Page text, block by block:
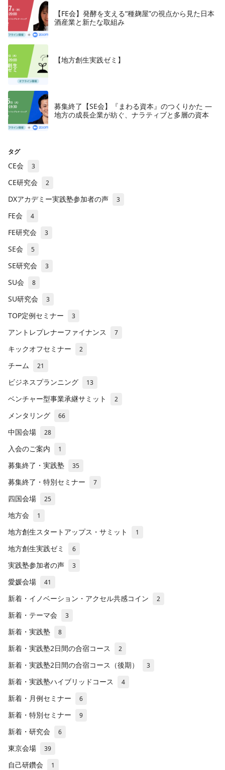
【FE会】発酵を支える“種麹屋”の視点から見た日本
酒産業と新たな取組み
【地方創生実践ゼミ】
募集終了【SE会】『まわる資本』のつくりかた —
地方の成長企業が紡ぐ、ナラティブと多層の資本
タグ
CE会 3
CE研究会 2
DXアカデミー実践塾参加者の声 3
FE会 4
FE研究会 3
SE会 5
SE研究会 3
SU会 8
SU研究会 3
TOP定例セミナー 3
アントレプレナーファイナンス 7
キックオフセミナー 2
チーム 21
ビジネスプランニング 13
ベンチャー型事業承継サミット 2
メンタリング 66
中国会場 28
入会のご案内 1
募集終了・実践塾 35
募集終了・特別セミナー 7
四国会場 25
地方会 1
地方創生スタートアップス・サミット 1
地方創生実践ゼミ 6
実践塾参加者の声 3
愛媛会場 41
新着・イノベーション・アクセル共感コイン 2
新着・テーマ会 3
新着・実践塾 8
新着・実践塾2日間の合宿コース 2
新着・実践塾2日間の合宿コース（後期） 3
新着・実践塾ハイブリッドコース 4
新着・月例セミナー 6
新着・特別セミナー 9
新着・研究会 6
東京会場 39
自己研鑽会 1